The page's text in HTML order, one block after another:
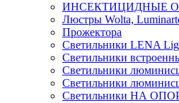
ИНСЕКТИЦИДНЫЕ
Люстры Wolta,
Прожектора
Светильники LENA
Светильники
Светильники
Светильники
Светильники НА